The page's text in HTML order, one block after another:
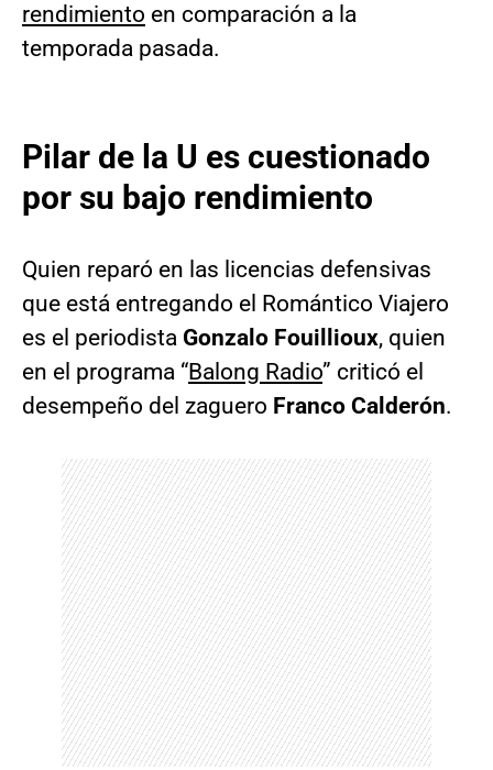
rendimiento en comparación a la
temporada pasada.
Pilar de la U es cuestionado
por su bajo rendimiento
Quien reparó en las licencias defensivas
que está entregando el Romántico Viajero
es el periodista Gonzalo Fouillioux, quien
en el programa “Balong Radio” criticó el
desempeño del zaguero Franco Calderón.